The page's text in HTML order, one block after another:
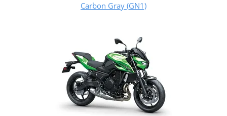
Carbon Gray (GN1)